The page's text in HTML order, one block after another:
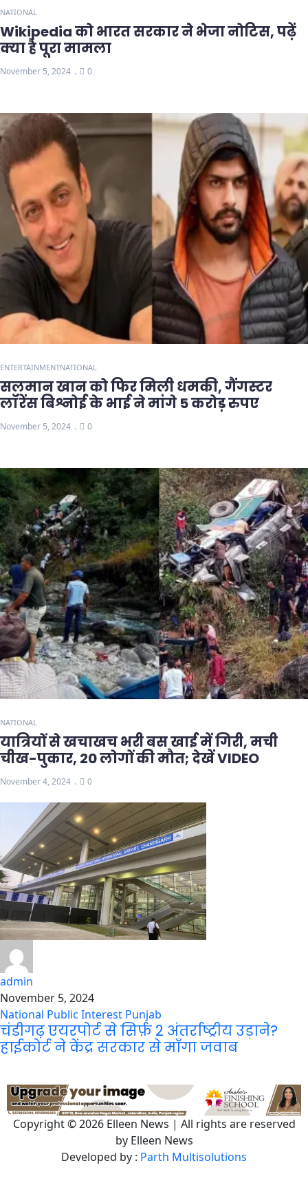
NATIONAL
Wikipedia को भारत सरकार ने भेजा नोटिस, पढ़ें
क्या है पूरा मामला
November 5, 2024 0
ENTERTAINMENTNATIONAL
सलमान खान को फिर मिली धमकी, गैंगस्टर
लॉरेंस बिश्नोई के भाई ने मांगे 5 करोड़ रुपए
November 5, 2024 0
NATIONAL
यात्रियों से खचाखच भरी बस खाई में गिरी, मची
चीख-पुकार, 20 लोगों की मौत; देखें VIDEO
November 4, 2024 0
admin
November 5, 2024
National Public Interest Punjab
चंडीगढ़ एयरपोर्ट से सिर्फ़ 2 अंतर्राष्ट्रीय उड़ाने?
हाईकोर्ट ने केंद्र सरकार से माँगा जवाब
Copyright © 2026 Elleen News | All rights are reserved
by Elleen News
Developed by : Parth Multisolutions